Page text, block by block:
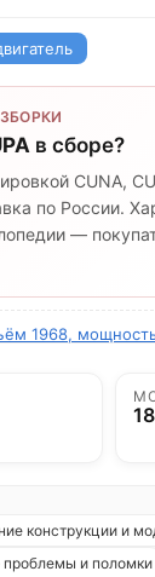
в сборе?
CUNA,
по России.
—
1968,
конструкции и
и поломки